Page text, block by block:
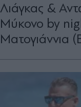
Λιάγκας &
Μύκονο by
Ματογιάννια